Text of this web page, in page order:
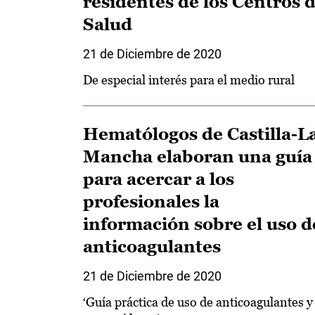
Salud
21 de Diciembre de 2020
De especial interés para el medio rural
Hematólogos de Castilla-
Mancha elaboran una guía
para acercar a los
profesionales la
información sobre el uso
anticoagulantes
21 de Diciembre de 2020
‘Guía práctica de uso de anticoagulantes y